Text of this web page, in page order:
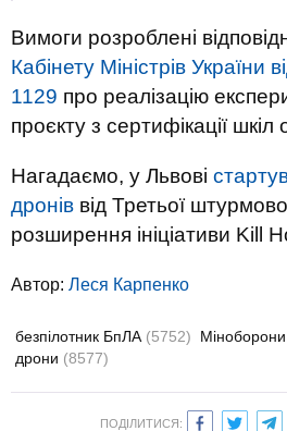
Вимоги розроблені
Кабінету Міністрів
1129 про реалізацію
проєкту з сертифікації
Нагадаємо, у Львові
дронів від Третьої
розширення ініціативи Kill
Автор: Леся Карпенко
безпілотник БпЛА (5752) Міноборони
дрони (8577)
ПОДІЛИТИСЯ: